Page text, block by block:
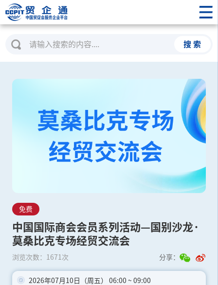
搜 索
免费
中国国际商会会员系列活动—国别沙龙·
莫桑比克专场经贸交流会
浏览次数：1671次 分享：
2026年07月10日（周五） 06:00 ~ 09:00